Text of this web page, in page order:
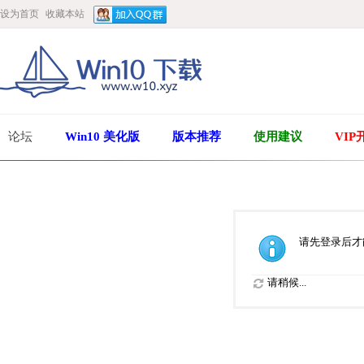
设为首页 收藏本站
论坛 Win10 美化版 版本推荐 使用建议 VIP
请先登录后
请稍候...